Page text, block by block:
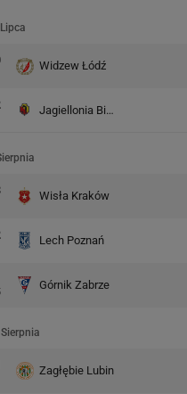
Widzew Łódź
Jagiellonia Białystok
Wisła Kraków
Lech Poznań
Górnik Zabrze
Zagłębie Lubin